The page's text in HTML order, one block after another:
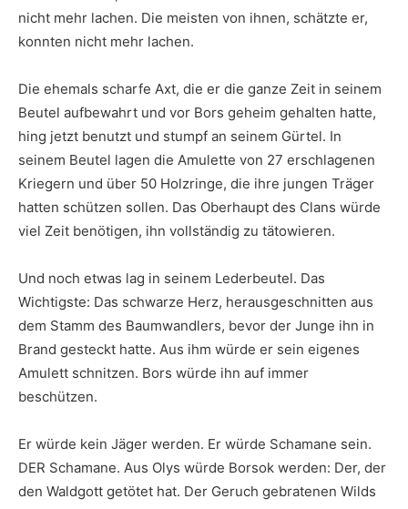
nicht mehr lachen. Die meisten von ihnen, schätzte er,
konnten nicht mehr lachen.
Die ehemals scharfe Axt, die er die ganze Zeit in seinem
Beutel aufbewahrt und vor Bors geheim gehalten hatte,
hing jetzt benutzt und stumpf an seinem Gürtel. In
seinem Beutel lagen die Amulette von 27 erschlagenen
Kriegern und über 50 Holzringe, die ihre jungen Träger
hatten schützen sollen. Das Oberhaupt des Clans würde
viel Zeit benötigen, ihn vollständig zu tätowieren.
Und noch etwas lag in seinem Lederbeutel. Das
Wichtigste: Das schwarze Herz, herausgeschnitten aus
dem Stamm des Baumwandlers, bevor der Junge ihn in
Brand gesteckt hatte. Aus ihm würde er sein eigenes
Amulett schnitzen. Bors würde ihn auf immer
beschützen.
Er würde kein Jäger werden. Er würde Schamane sein.
DER Schamane. Aus Olys würde Borsok werden: Der, der
den Waldgott getötet hat. Der Geruch gebratenen Wilds